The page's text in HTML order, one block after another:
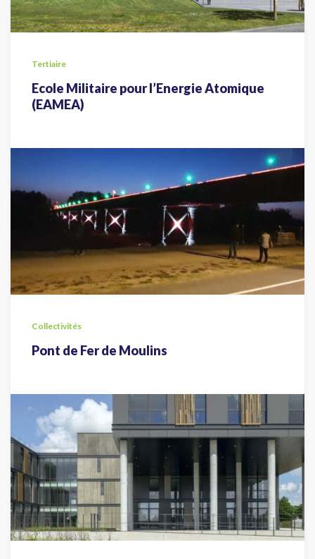
Tertiaire
Ecole Militaire pour l’Energie Atomique
(EAMEA)
Collectivités
Pont de Fer de Moulins